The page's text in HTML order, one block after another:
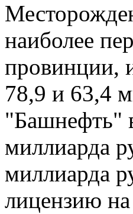
наиболее
провинции,
78,9 и 63,4
"Башнефть"
миллиарда
миллиарда
лицензию